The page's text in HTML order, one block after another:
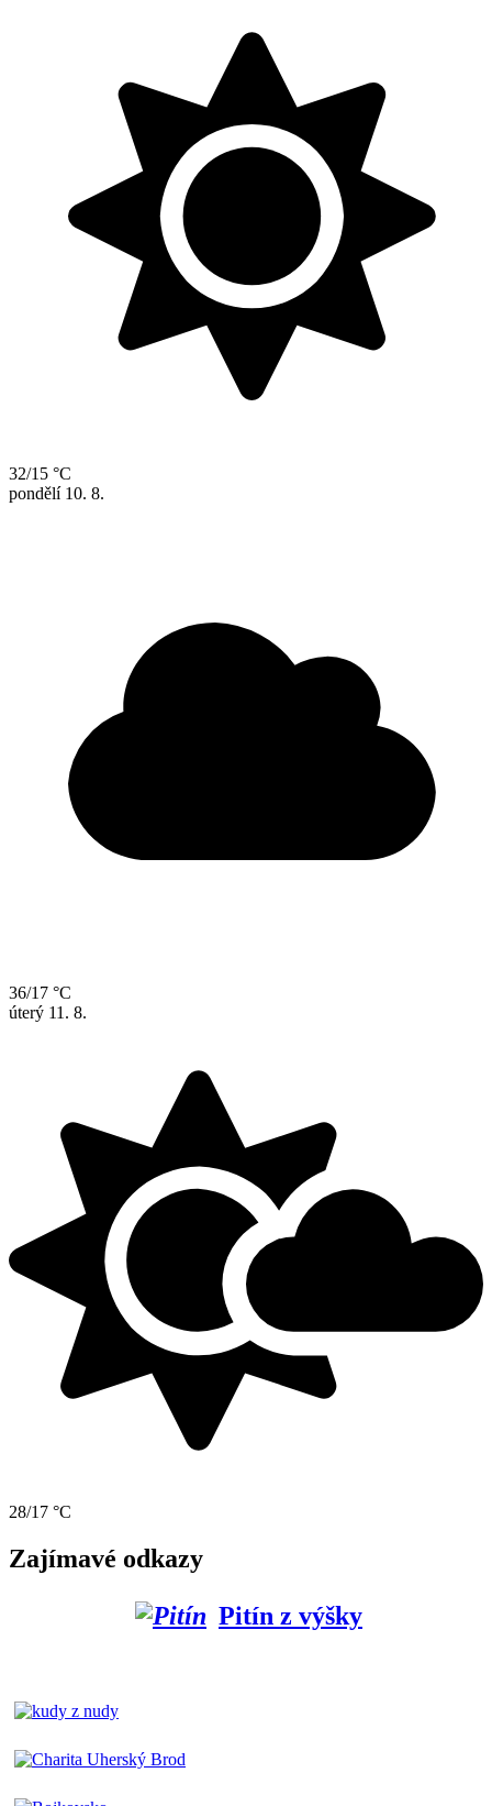
32/15 °C
pondělí 10. 8.
36/17 °C
úterý 11. 8.
28/17 °C
Zajímavé odkazy
Pitín z výšky